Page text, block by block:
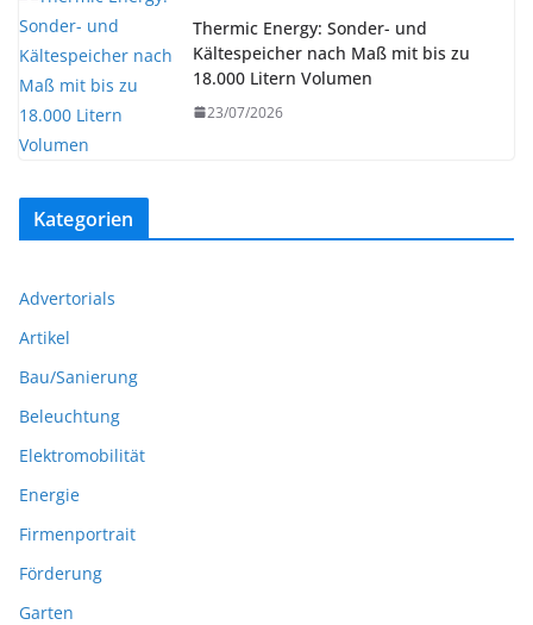
Thermic Energy: Sonder- und
Kältespeicher nach Maß mit bis zu
18.000 Litern Volumen
23/07/2026
Kategorien
Advertorials
Artikel
Bau/Sanierung
Beleuchtung
Elektromobilität
Energie
Firmenportrait
Förderung
Garten